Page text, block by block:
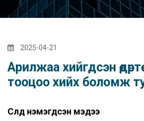
2025-04-21
Арилжаа хийгдсэн өдөртөө
тооцоо хийх боломж
Сүүлд нэмэгдсэн мэдээ